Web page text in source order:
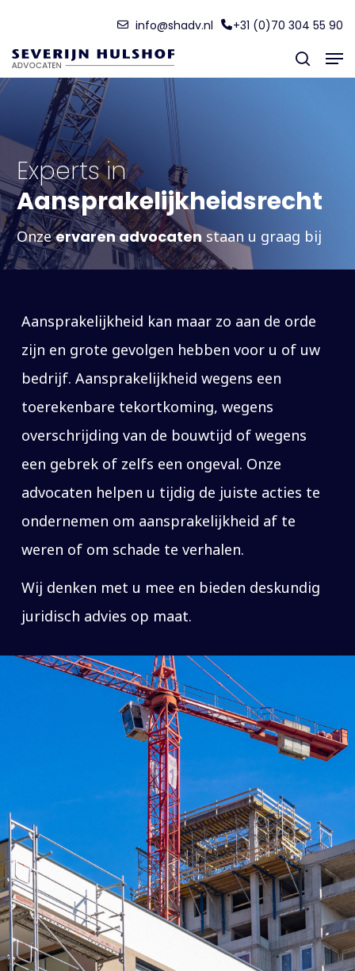
main
content
info@shadv.nl +31 (0)70 304 55 90
search
Experts in
Aansprakelijkheidsrecht
Onzeervaren advocaten staan u graag bij
Aansprakelijkheid kan maar zo aan de orde
zijn en grote gevolgen hebben voor u of uw
bedrijf. Aansprakelijkheid wegens een
toerekenbare tekortkoming, wegens
overschrijding van de bouwtijd of wegens
een gebrek of zelfs een ongeval. Onze
advocaten helpen u tijdig de juiste acties te
ondernemen om aansprakelijkheid af te
weren of om schade te verhalen.
Wij denken met u mee en bieden deskundig
juridisch advies op maat.